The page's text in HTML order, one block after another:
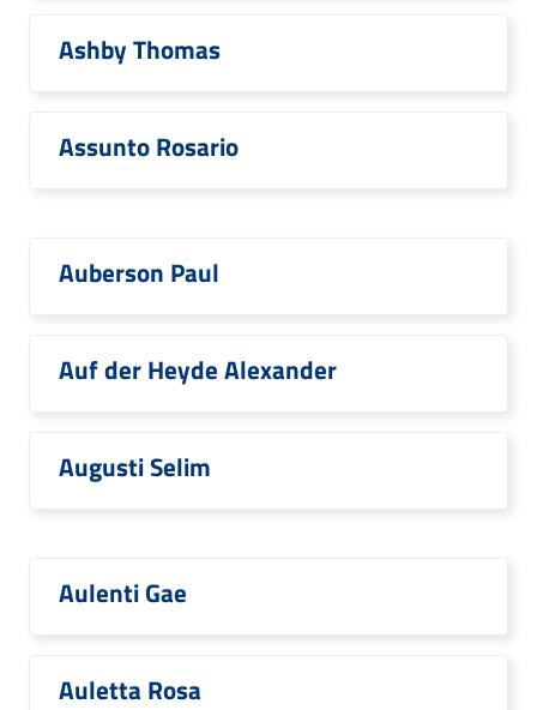
Ashby Thomas
Assunto Rosario
Auberson Paul
Auf der Heyde Alexander
Augusti Selim
Aulenti Gae
Auletta Rosa